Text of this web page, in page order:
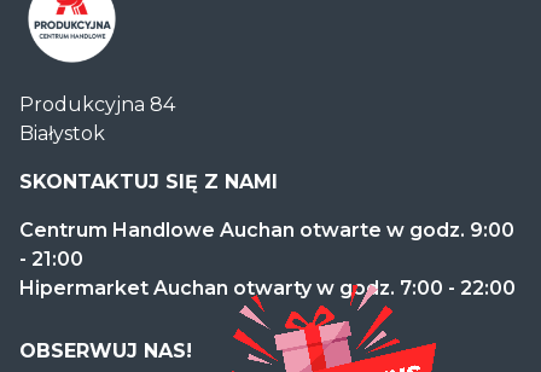
Handlowe
Auchan
Produkcyjna
Produkcyjna 84
Białystok
SKONTAKTUJ SIĘ Z NAMI
Centrum Handlowe Auchan otwarte w godz. 9:00
- 21:00
Hipermarket Auchan otwarty w godz. 7:00 - 22:00
OBSERWUJ NAS!